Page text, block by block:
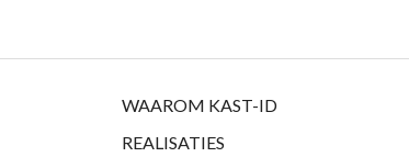
WAAROM KAST-ID
REALISATIES